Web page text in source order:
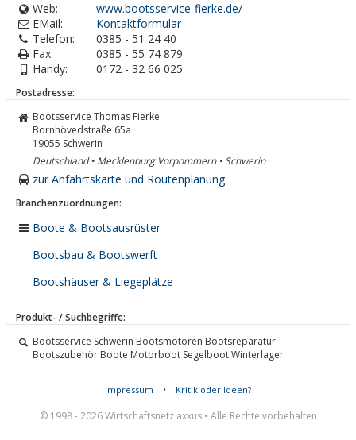
Web:
www.bootsservice-fierke.de/
EMail:
Kontaktformular
Telefon:
0385 - 51 24 40
Fax:
0385 - 55 74 879
Handy:
0172 - 32 66 025
Postadresse:
Bootsservice Thomas Fierke
Bornhövedstraße 65a
19055 Schwerin
Deutschland • Mecklenburg Vorpommern • Schwerin
zur Anfahrtskarte und Routenplanung
Branchenzuordnungen:
Boote & Bootsausrüster
Bootsbau & Bootswerft
Bootshäuser & Liegeplätze
Produkt- / Suchbegriffe:
Bootsservice Schwerin Bootsmotoren Bootsreparatur
Bootszubehör Boote Motorboot Segelboot Winterlager
Impressum • Kritik oder Ideen?
© 1998 - 2026 Wirtschaftsnetz axxus • Alle Rechte vorbehalten